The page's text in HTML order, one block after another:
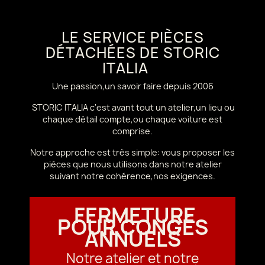
LE SERVICE PIÈCES
DÉTACHÉES DE STORIC
ITALIA
Une passion,un savoir faire depuis 2006
STORIC ITALIA c'est avant tout un atelier,un lieu ou
chaque détail compte,ou chaque voiture est
comprise.
Notre approche est très simple: vous proposer les
pièces que nous utilisons dans notre atelier
suivant notre cohérence,nos exigences.
FERMETURE
POUR CONGÉS
ANNUELS
Notre atelier et notre